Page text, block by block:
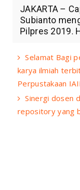
JAKARTA –
Subianto
Pilpres 2019.
Selamat Bagi
karya ilmiah
Perpustakaan
Sinergi dosen
repository yang